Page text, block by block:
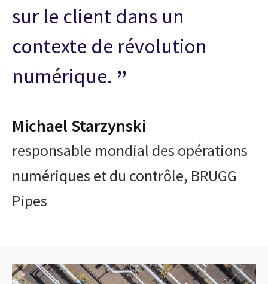
sur le client dans un
contexte de révolution
numérique.
Michael Starzynski
responsable mondial des opérations
numériques et du contrôle, BRUGG
Pipes